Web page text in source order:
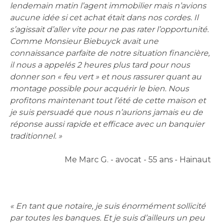
lendemain matin l’agent immobilier mais n’avions
aucune idée si cet achat était dans nos cordes. Il
s’agissait d’aller vite pour ne pas rater l’opportunité.
Comme Monsieur Biebuyck avait une
connaissance parfaite de notre situation financière,
il nous a appelés 2 heures plus tard pour nous
donner son « feu vert » et nous rassurer quant au
montage possible pour acquérir le bien. Nous
profitons maintenant tout l’été de cette maison et
je suis persuadé que nous n’aurions jamais eu de
réponse aussi rapide et efficace avec un banquier
traditionnel. »
Me Marc G. - avocat - 55 ans - Hainaut
« En tant que notaire, je suis énormément sollicité
par toutes les banques. Et je suis d’ailleurs un peu